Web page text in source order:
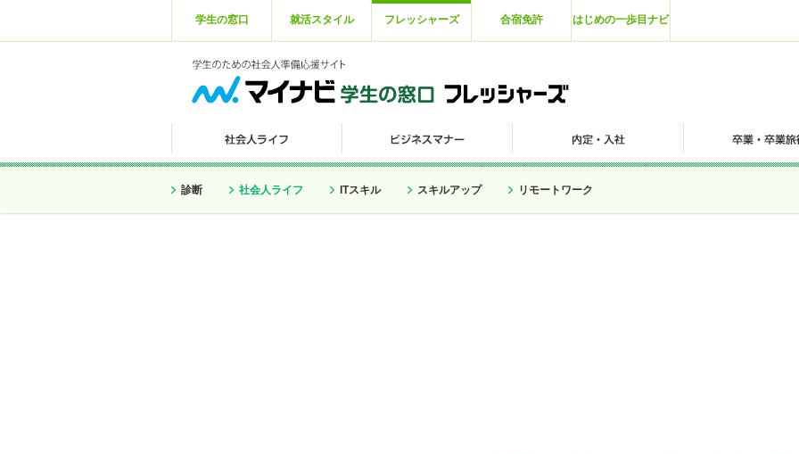
学生の窓口 就活スタイル フレッシャーズ 合宿免許 はじめの一歩目ナビ
診断 社会人ライフ ITスキル スキルアップ リモートワーク